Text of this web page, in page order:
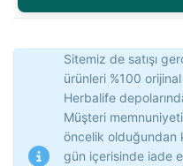
Sitemiz de satışı
ürünleri %100
Herbalife
Müşteri
öncelik olduğundan
gün içerisinde iade